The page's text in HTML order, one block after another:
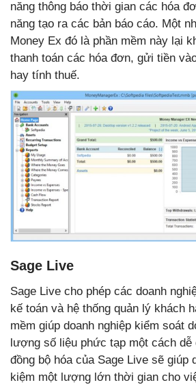
năng thông báo thời gian các hóa
năng tạo ra các bản báo cáo. Một
Money Ex đó là phần mềm này lại
thanh toán các hóa đơn, gửi tiền
hay tính thuế.
Sage Live
Sage Live cho phép các doanh
kế toán và hệ thống quản lý khách
mềm giúp doanh nghiệp kiểm soát
lượng số liệu phức tạp một cách dễ
đồng bộ hóa của Sage Live sẽ giúp
kiệm một lượng lớn thời gian cho